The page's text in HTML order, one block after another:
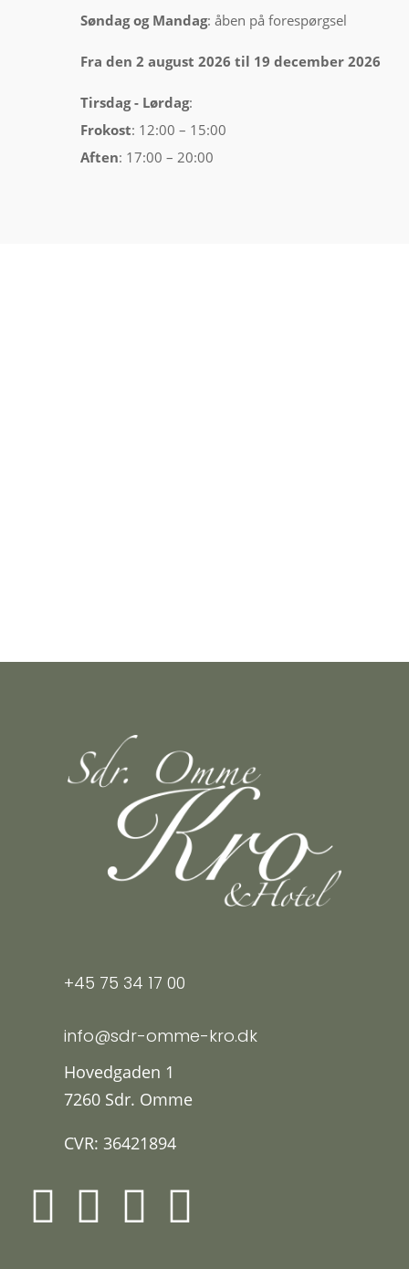
Søndag og Mandag: åben på forespørgsel
Fra den 2 august 2026 til 19 december 2026
Tirsdag - Lørdag:
Frokost: 12:00 – 15:00
Aften: 17:00 – 20:00
+45 75 34 17 00
info@sdr-omme-kro.dk
Hovedgaden 1
7260 Sdr. Omme
CVR: 36421894
   